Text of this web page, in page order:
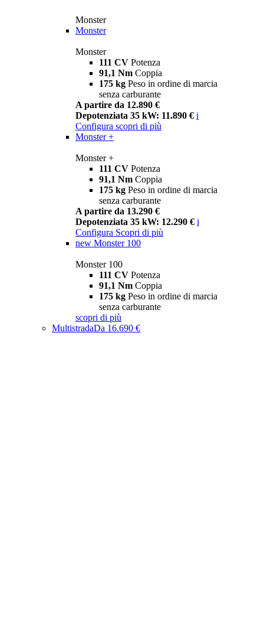
Monster
Monster
Monster
111 CV Potenza
91,1 Nm Coppia
175 kg Peso in ordine di marcia
senza carburante
A partire da 12.890 €
Depotenziata 35 kW: 11.890 € i
Configura scopri di più
Monster +
Monster +
111 CV Potenza
91,1 Nm Coppia
175 kg Peso in ordine di marcia
senza carburante
A partire da 13.290 €
Depotenziata 35 kW: 12.290 € i
Configura Scopri di più
new Monster 100
Monster 100
111 CV Potenza
91,1 Nm Coppia
175 kg Peso in ordine di marcia
senza carburante
scopri di più
MultistradaDa 16.690 €